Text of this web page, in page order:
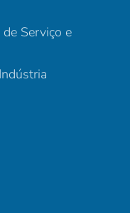
Serviço e